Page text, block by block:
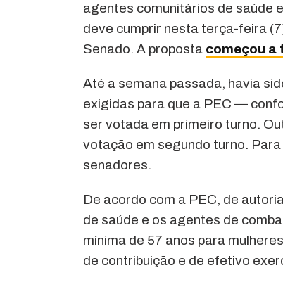
agentes comunitários de saúde
deve cumprir nesta terça-feira
Senado. A proposta começou a
Até a semana passada, havia
exigidas para que a PEC —
ser votada em primeiro turno.
votação em segundo turno.
senadores.
De acordo com a PEC, de
de saúde e os agentes de
mínima de 57 anos para
de contribuição e de efetivo